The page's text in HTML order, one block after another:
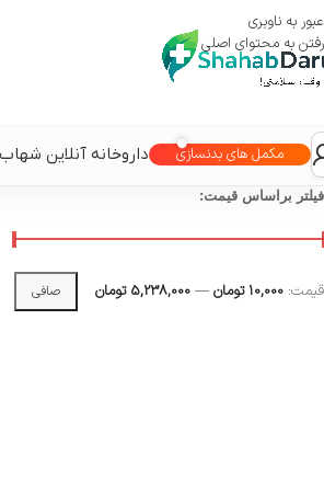
عبور به ناوبری
رفتن به محتوای اصلی
مکمل های بدنسازی داروخانه آنلاین
فیلتر براساس قیمت:
صافی قيمت: 10,000 تومان — 5,238,000 تومان